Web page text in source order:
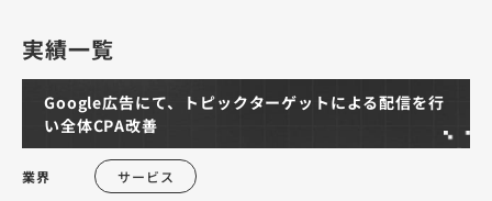
実績一覧
Google広告にて、トピックターゲットによる配信を行
い全体CPA改善
業界 サービス